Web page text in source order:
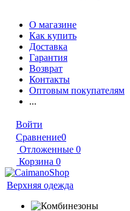
О магазине
Как купить
Доставка
Гарантия
Возврат
Контакты
Оптовым покупателям
...
Войти
Сравнение0
Отложенные 0
Корзина 0
Верхняя одежда